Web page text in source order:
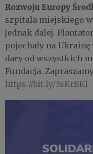
Rozwoju Europy
szpitala miejskiego
jednak dalej.
pojechały na
dary od wszystkich
Fundacja.
https://bit.ly/3sKrBKl